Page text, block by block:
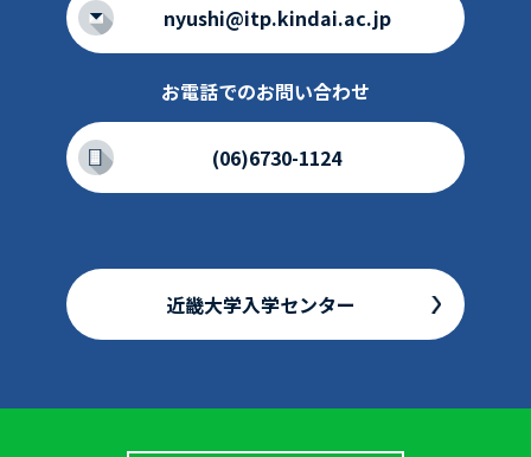
nyushi@itp.kindai.ac.jp
お電話でのお問い合わせ
(06)6730-1124
近畿大学入学センター